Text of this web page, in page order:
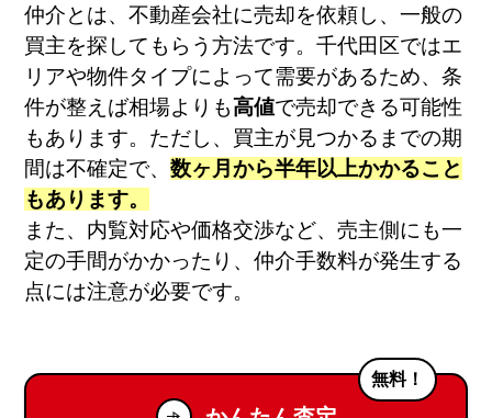
仲介とは、不動産会社に売却を依頼し、一般の
買主を探してもらう方法です。千代田区ではエ
リアや物件タイプによって需要があるため、条
件が整えば相場よりも高値で売却できる可能性
もあります。ただし、買主が見つかるまでの期
間は不確定で、数ヶ月から半年以上かかること
もあります。
また、内覧対応や価格交渉など、売主側にも一
定の手間がかかったり、仲介手数料が発生する
点には注意が必要です。
無料！